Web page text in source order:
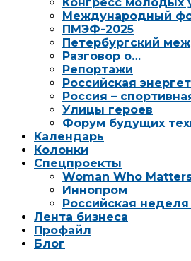
Международный
ПМЭФ-2025
Петербургский
Разговор о…
Репортажи
Российская
Россия –
Улицы героев
Форум будущих
Календарь
Колонки
Спецпроекты
Woman Who
Иннопром
Российская
Лента бизнеса
Профайл
Блог